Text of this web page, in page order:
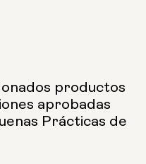
productos
aprobadas
Prácticas de